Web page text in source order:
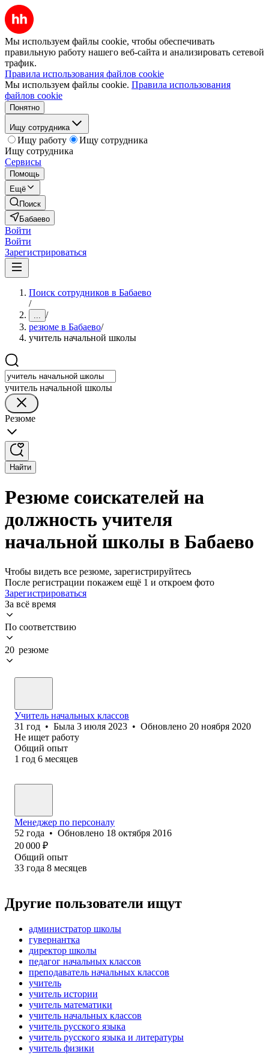
Мы используем файлы cookie, чтобы обеспечивать
правильную работу нашего веб-сайта и анализировать сетевой
трафик.
Правила использования файлов cookie
Мы используем файлы cookie. Правила использования
файлов cookie
Понятно
Ищу сотрудника
Ищу работу
Ищу сотрудника
Ищу сотрудника
Сервисы
Помощь
Ещё
Поиск
Бабаево
Войти
Войти
Зарегистрироваться
Поиск сотрудников в Бабаево
/
... /
резюме в Бабаево/
учитель начальной школы
учитель начальной школы
Резюме
Найти
Резюме соискателей на
должность учителя
начальной школы в Бабаево
Чтобы видеть все резюме, зарегистрируйтесь
После регистрации покажем ещё 1 и откроем фото
Зарегистрироваться
За всё время
По соответствию
20 резюме
Учитель начальных классов
31 год • Была 3 июля 2023 • Обновлено 20 ноября 2020
Не ищет работу
Общий опыт
1 год 6 месяцев
Менеджер по персоналу
52 года • Обновлено 18 октября 2016
20 000 ₽
Общий опыт
33 года 8 месяцев
Другие пользователи ищут
администратор школы
гувернантка
директор школы
педагог начальных классов
преподаватель начальных классов
учитель
учитель истории
учитель математики
учитель начальных классов
учитель русского языка
учитель русского языка и литературы
учитель физики